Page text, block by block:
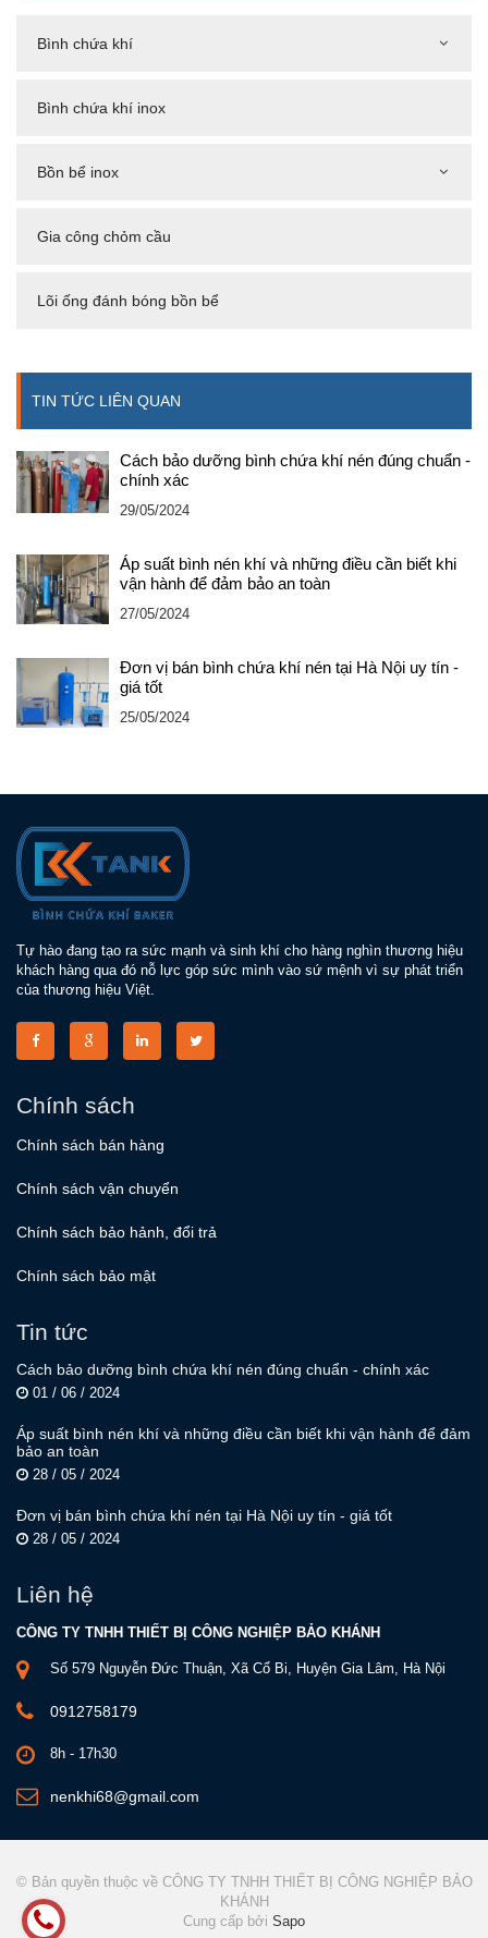
Bình chứa khí
Bình chứa khí inox
Bồn bể inox
Gia công chỏm cầu
Lõi ống đánh bóng bồn bể
TIN TỨC LIÊN QUAN
Cách bảo dưỡng bình chứa khí nén đúng chuẩn -
chính xác
29/05/2024
Áp suất bình nén khí và những điều cần biết khi
vận hành để đảm bảo an toàn
27/05/2024
Đơn vị bán bình chứa khí nén tại Hà Nội uy tín -
giá tốt
25/05/2024
Tự hào đang tạo ra sức mạnh và sinh khí cho hàng nghìn thương hiệu
khách hàng qua đó nỗ lực góp sức mình vào sứ mệnh vì sự phát triển
của thương hiệu Việt.
Chính sách
Chính sách bán hàng
Chính sách vận chuyển
Chính sách bảo hảnh, đổi trả
Chính sách bảo mật
Tin tức
Cách bảo dưỡng bình chứa khí nén đúng chuẩn - chính xác
01 / 06 / 2024
Áp suất bình nén khí và những điều cần biết khi vận hành để đảm
bảo an toàn
28 / 05 / 2024
Đơn vị bán bình chứa khí nén tại Hà Nội uy tín - giá tốt
28 / 05 / 2024
Liên hệ
CÔNG TY TNHH THIẾT BỊ CÔNG NGHIỆP BẢO KHÁNH
Số 579 Nguyễn Đức Thuận, Xã Cổ Bi, Huyện Gia Lâm, Hà Nội
0912758179
8h - 17h30
nenkhi68@gmail.com
© Bản quyền thuộc về CÔNG TY TNHH THIẾT BỊ CÔNG NGHIỆP BẢO
KHÁNH
Cung cấp bởi Sapo